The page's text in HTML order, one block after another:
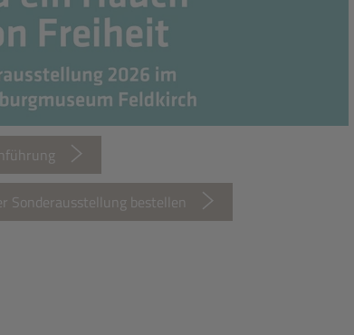
Sonderausstellung bestellen